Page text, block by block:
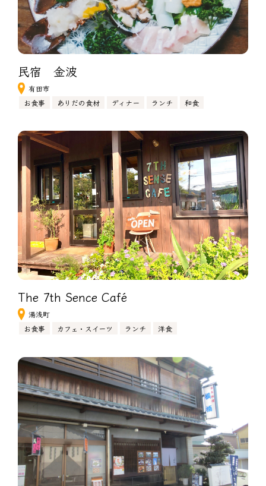
民宿　金波
有田市
お食事
ありだの食材 ディナー ランチ 和食
The 7th Sence Café
湯浅町
お食事
カフェ・スイーツ ランチ 洋食